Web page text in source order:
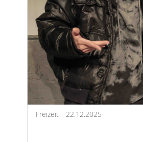
Freizeit 22.12.2025